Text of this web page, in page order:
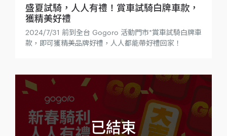
盛夏試騎，人人有禮！賞車試騎白牌車款，
獲精美好禮
2024/7/31 前到全台 Gogoro 活動門市*賞車試騎白牌車
款，即可獲精美品牌好禮，人人都能帶好禮回家！